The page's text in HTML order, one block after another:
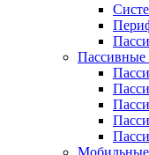
Пассивные